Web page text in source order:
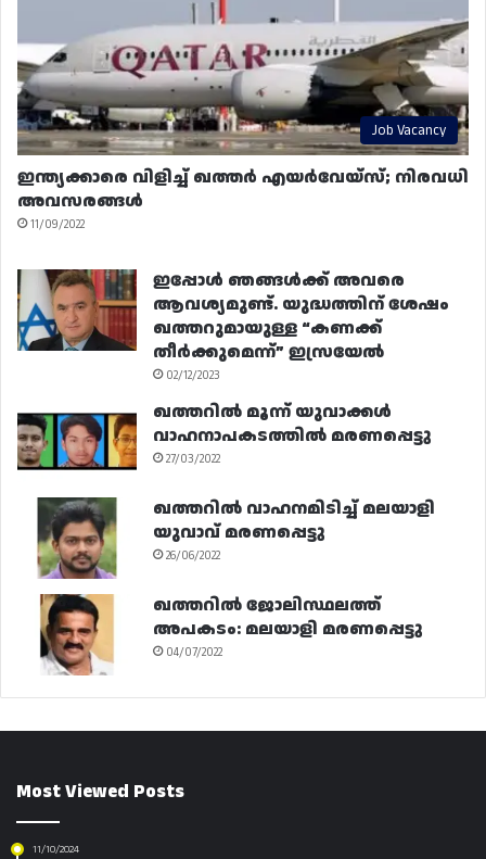
Job Vacancy
ഇന്ത്യക്കാരെ വിളിച്ച് ഖത്തർ എയർവേയ്‌സ്; നിരവധി
അവസരങ്ങൾ
11/09/2022
ഇപ്പോൾ ഞങ്ങൾക്ക് അവരെ
ആവശ്യമുണ്ട്. യുദ്ധത്തിന് ശേഷം
ഖത്തറുമായുള്ള “കണക്ക്
തീർക്കുമെന്ന്” ഇസ്രയേൽ
02/12/2023
ഖത്തറിൽ മൂന്ന് യുവാക്കൾ
വാഹനാപകടത്തിൽ മരണപ്പെട്ടു
27/03/2022
ഖത്തറിൽ വാഹനമിടിച്ച് മലയാളി
യുവാവ് മരണപ്പെട്ടു
26/06/2022
ഖത്തറിൽ ജോലിസ്ഥലത്ത്
അപകടം: മലയാളി മരണപ്പെട്ടു
04/07/2022
Most Viewed Posts
11/10/2024